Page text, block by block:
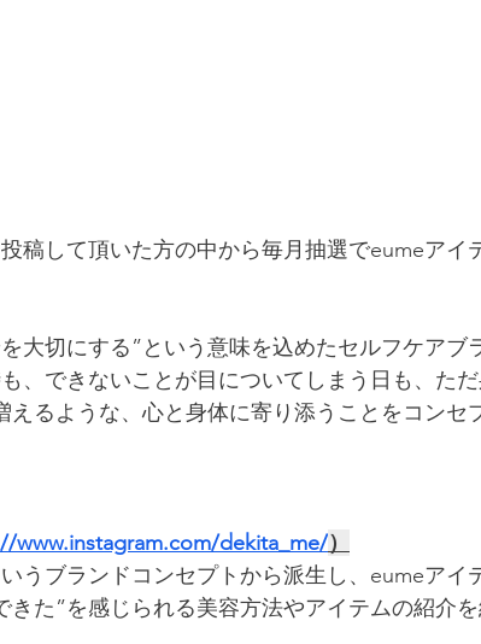
稿して頂いた方の中から毎月抽選でeumeアイ
大切にする”という意味を込めたセルフケアブ
、できないことが目についてしまう日も、た
えるような、心と身体に寄り添うことをコンセ
www.instagram.com/dekita_me/）
うブランドコンセプトから派生し、eumeアイ
きた”を感じられる美容方法やアイテムの紹介